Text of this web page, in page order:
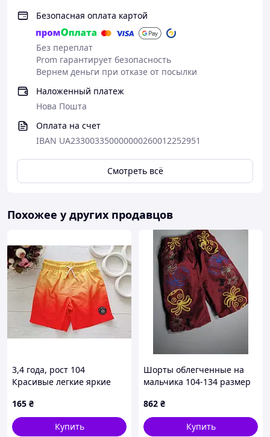
Безопасная оплата картой
Без переплат
Prom гарантирует безопасность
Вернем деньги при отказе от посылки
Наложенный платеж
Нова Пошта
Оплата на счет
IBAN UA233003350000000260012252951
Смотреть всё
Похожее у других продавцов
3,4 года, рост 104
Красивые легкие яркие
мальчика. Артикул 27968
165 ₴
Купить
Шорты облегченные на
мальчика 104-134 размер
862 ₴
Купить